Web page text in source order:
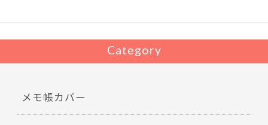
Category
メモ帳カバー